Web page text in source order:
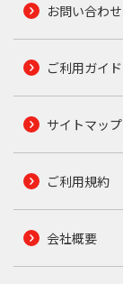
お問い合わせ
ご利用ガイド
サイトマップ
ご利用規約
会社概要